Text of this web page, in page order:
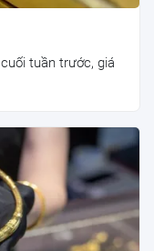
tuần trước, giá